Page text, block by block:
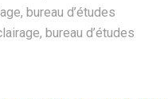
bureau d’études
bureau d’études